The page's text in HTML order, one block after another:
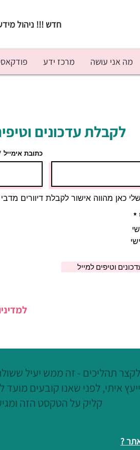
חדש !!! ניהול
מה אני עושה מרכז ידע
לקבלת עדכונים
כתובת אימייל
כאן מהווה אישור לקבלת דיוורים
*
וטיפים למייל
תהליכים - זה ממש יעיל
איתי, לפני שאנו קובעים מועד
קליק על הטקסט הזה
?